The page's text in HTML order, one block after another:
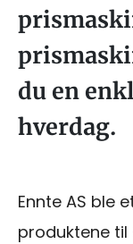
du en
hverdag.
Ennte AS ble
produktene til